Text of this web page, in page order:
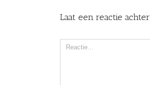
Laat een reactie achter
Comment